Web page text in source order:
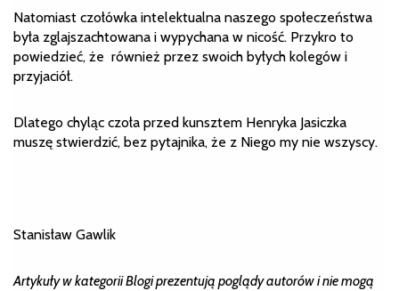
Natomiast czołówka intelektualna naszego społeczeństwa
była zglajszachtowana i wypychana w nicość. Przykro to
powiedzieć, że również przez swoich byłych kolegów i
przyjaciół.
Dlatego chyląc czoła przed kunsztem Henryka Jasiczka
muszę stwierdzić, bez pytajnika, że z Niego my nie wszyscy.
Stanisław Gawlik
Artykuły w kategorii Blogi prezentują poglądy autorów i nie mogą